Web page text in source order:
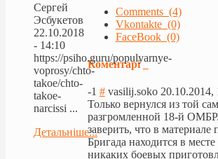
Comments (4)
Vkontakte (0)
FaceBook (0)
Коментарі
-1 # vasilij.soko 20.10.2014,
Только вернулся из той
разгромленной 18-й
заверить, что в материале
Бригада находится в
никаких боевых
Сергей
Эсбукетов
22.10.2018
- 14:10
https://psiho.guru/populyarnye-
voprosy/chto-
takoe/chto-
takoe-
narcissi ...
Детальніше...